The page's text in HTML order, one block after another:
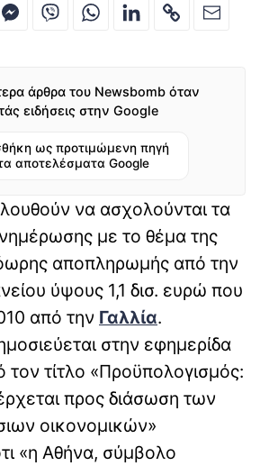
άρθρα του Newsbomb όταν
ειδήσεις στην Google
ως προτιμώμενη πηγή
αποτελέσματα Google
να ασχολούνται τα
με το θέμα της
αποπληρωμής από την
ύψους 1,1 δισ. ευρώ που
από την Γαλλία.
στην εφημερίδα
τον τίτλο «Προϋπολογισμός:
προς διάσωση των
οικονομικών»
«η Αθήνα, σύμβολο